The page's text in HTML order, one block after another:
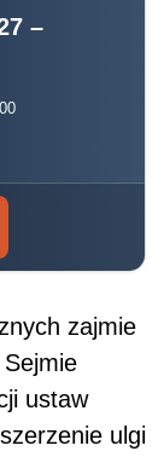
–
zajmie
ustaw
ulgi